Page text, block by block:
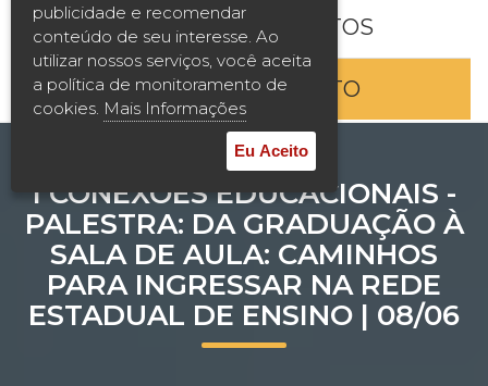
Vestibular
2ª Graduação
Transferência
Reingresso
Prouni
Desconto de pontualidade
BOLSAS E DESCONTOS
ENTRE EM CONTATO
I CONEXÕES EDUCACIONAIS -
PALESTRA: DA GRADUAÇÃO À
SALA DE AULA: CAMINHOS
PARA INGRESSAR NA REDE
ESTADUAL DE ENSINO | 08/06
publicidade e recomendar
conteúdo de seu interesse. Ao
utilizar nossos serviços, você aceita
a política de monitoramento de
cookies. Mais Informações
Eu Aceito